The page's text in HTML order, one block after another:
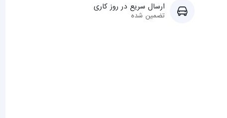
ارسال سریع در روز کاری
تضمین شده